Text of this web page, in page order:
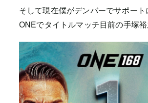
そして現在僕がデンバーでサポート
ONEでタイトルマッチ目前の手塚裕